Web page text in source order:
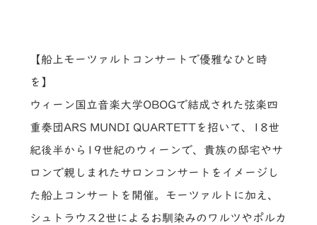
【船上モーツァルトコンサートで優雅なひと時
を】
ウィーン国立音楽大学OBOGで結成された弦楽四
重奏団ARS MUNDI QUARTETTを招いて、18世
紀後半から19世紀のウィーンで、貴族の邸宅やサ
ロンで親しまれたサロンコンサートをイメージし
た船上コンサートを開催。モーツァルトに加え、
シュトラウス2世によるお馴染みのワルツやポルカ